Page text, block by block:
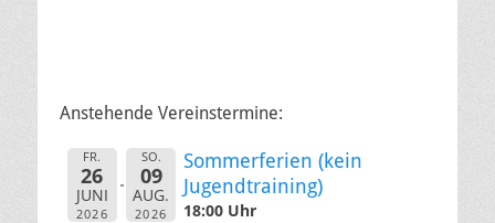
Anstehende Vereinstermine:
FR.
26
JUNI
2026
SO.
09
AUG.
2026
Sommerferien (kein
Jugendtraining)
18:00 Uhr